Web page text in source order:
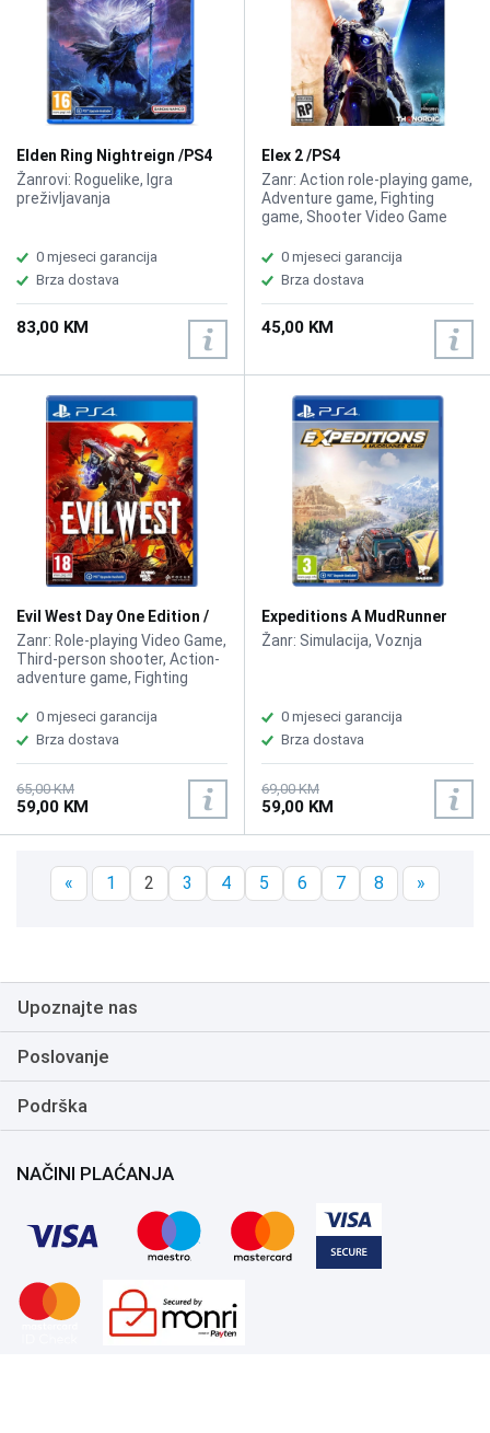
Elden Ring Nightreign /PS4
Žanrovi: Roguelike, Igra
preživljavanja
0 mjeseci garancija
Brza dostava
83,00 KM
Elex 2 /PS4
Zanr: Action role-playing game,
Adventure game, Fighting
game, Shooter Video Game
0 mjeseci garancija
Brza dostava
45,00 KM
Evil West Day One Edition /
PS4
Zanr: Role-playing Video Game,
Third-person shooter, Action-
adventure game, Fighting
0 mjeseci garancija
Brza dostava
65,00 KM
59,00 KM
Expeditions A MudRunner
Game /PS4
Žanr: Simulacija, Voznja
0 mjeseci garancija
Brza dostava
69,00 KM
59,00 KM
« 1 2 3 4 5 6 7 8 »
Upoznajte nas
Poslovanje
Podrška
NAČINI PLAĆANJA